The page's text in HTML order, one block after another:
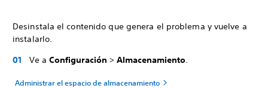
Desinstala el contenido que genera el problema y vuelve a
instalarlo.
Ve a Configuración > Almacenamiento.
Administrar el espacio de almacenamiento